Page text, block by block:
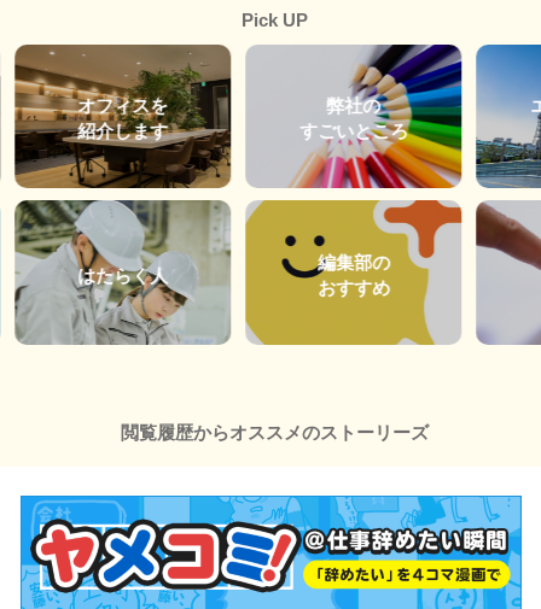
Pick UP
オフィスを
紹介します
はたらく人
弊社の
すごいところ
編集部の
おすすめ
閲覧履歴からオススメのストーリーズ